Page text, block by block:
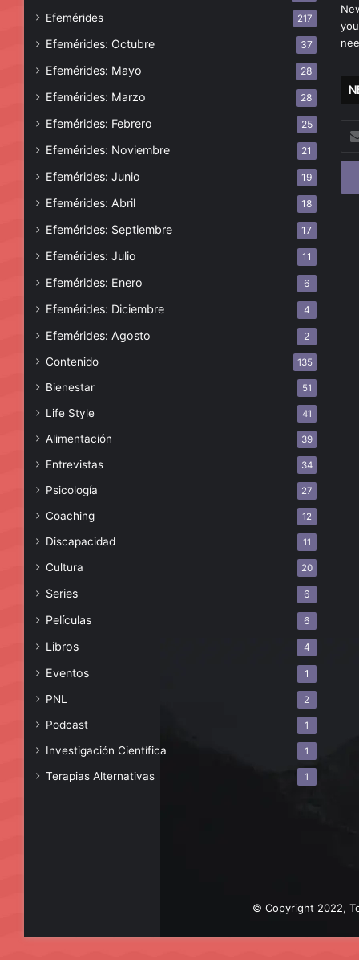
Efemérides 217
Efemérides: Octubre 37
Efemérides: Mayo 28
Efemérides: Marzo 28
Efemérides: Febrero 25
Efemérides: Noviembre 21
Efemérides: Junio 19
Efemérides: Abril 18
Efemérides: Septiembre 17
Efemérides: Julio 11
Efemérides: Enero 6
Efemérides: Diciembre 4
Efemérides: Agosto 2
Contenido 135
Bienestar 51
Life Style 41
Alimentación 39
Entrevistas 34
Psicología 27
Coaching 12
Discapacidad 11
Cultura 20
Series 6
Películas 6
Libros 4
Eventos 1
PNL 2
Podcast 1
Investigación Científica 1
Terapias Alternativas 1
tu
© Copyright 2022,